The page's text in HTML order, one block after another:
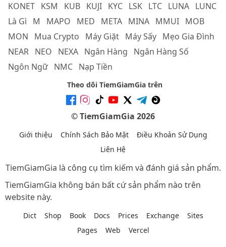
KONET KSM KUB KUJI KYC LSK LTC LUNA LUNC
Là Gì
M MAPO MED META MINA MMUI MOB
MON
Mua Crypto Máy Giặt Máy Sấy Mẹo Gia Đình
NEAR NEO NEXA Ngân Hàng
Ngân Hàng Số
Ngôn Ngữ NMC Nạp Tiền
Theo dõi TiemGiamGia trên
© TiemGiamGia 2026
Giới thiệu Chính Sách Bảo Mật
Điều Khoản Sử Dụng
Liên Hệ
TiemGiamGia là công cụ tìm kiếm và đánh giá sản phẩm.
TiemGiamGia không bán bất cứ sản phẩm nào trên
website này.
Dict Shop Book Docs Prices Exchange
Sites
Pages
Web Vercel